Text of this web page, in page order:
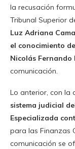
la recusación
Tribunal Superior
Luz Adriana
el conocimiento
Nicolás Fernando
comunicación.
Lo anterior, con la
sistema judicial
Especializada
para las Finanzas
comunicación se